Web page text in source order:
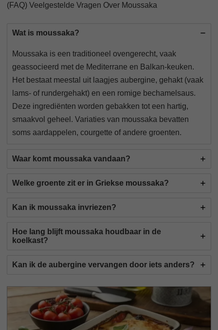
(FAQ) Veelgestelde Vragen Over Moussaka
Wat is moussaka?
Moussaka is een traditioneel ovengerecht, vaak
geassocieerd met de Mediterrane en Balkan-keuken.
Het bestaat meestal uit laagjes aubergine, gehakt (vaak
lams- of rundergehakt) en een romige bechamelsaus.
Deze ingrediënten worden gebakken tot een hartig,
smaakvol geheel. Variaties van moussaka bevatten
soms aardappelen, courgette of andere groenten.
Waar komt moussaka vandaan?
Welke groente zit er in Griekse moussaka?
Kan ik moussaka invriezen?
Hoe lang blijft moussaka houdbaar in de
koelkast?
Kan ik de aubergine vervangen door iets anders?